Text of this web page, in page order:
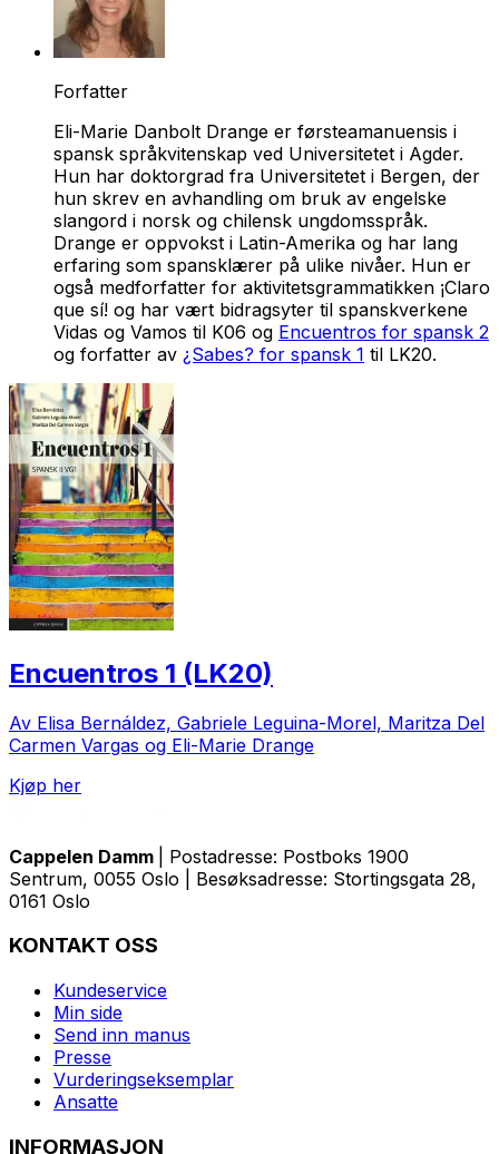
Forfatter
Eli-Marie Danbolt Drange er førsteamanuensis i
spansk språkvitenskap ved Universitetet i Agder.
Hun har doktorgrad fra Universitetet i Bergen, der
hun skrev en avhandling om bruk av engelske
slangord i norsk og chilensk ungdomsspråk.
Drange er oppvokst i Latin-Amerika og har lang
erfaring som spansklærer på ulike nivåer. Hun er
også medforfatter for aktivitetsgrammatikken ¡Claro
que sí! og har vært bidragsyter til spanskverkene
Vidas og Vamos til K06 og Encuentros for spansk 2
og forfatter av ¿Sabes? for spansk 1 til LK20.
Encuentros 1 (LK20)
Av Elisa Bernáldez, Gabriele Leguina-Morel, Maritza Del
Carmen Vargas og Eli-Marie Drange
Kjøp her
Cappelen Damm
| Postadresse: Postboks 1900
Sentrum, 0055 Oslo | Besøksadresse: Stortingsgata 28,
0161 Oslo
KONTAKT OSS
Kundeservice
Min side
Send inn manus
Presse
Vurderingseksemplar
Ansatte
INFORMASJON